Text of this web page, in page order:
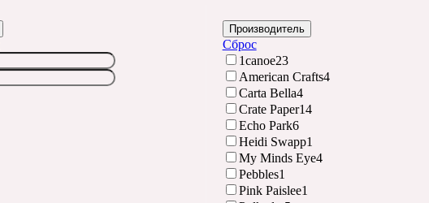
Производитель
Сброс
1canoe23
American Crafts4
Carta Bella4
Crate Paper14
Echo Park6
Heidi Swapp1
My Minds Eye4
Pebbles1
Pink Paislee1